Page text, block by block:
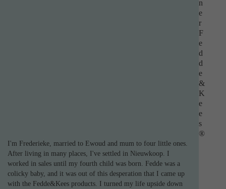
n
e
r
F
e
d
d
e
&
K
e
e
s
®
I'm Frederieke, married to Ewoud and mum to four little ones.
After living in many places, I've settled in Nieuwkoop. I
worked in sales until my fourth child was born. Fedde was a
colicky baby, and it was out of this desperation that I came up
with the Fedde&Kees products. I turned my life upside down